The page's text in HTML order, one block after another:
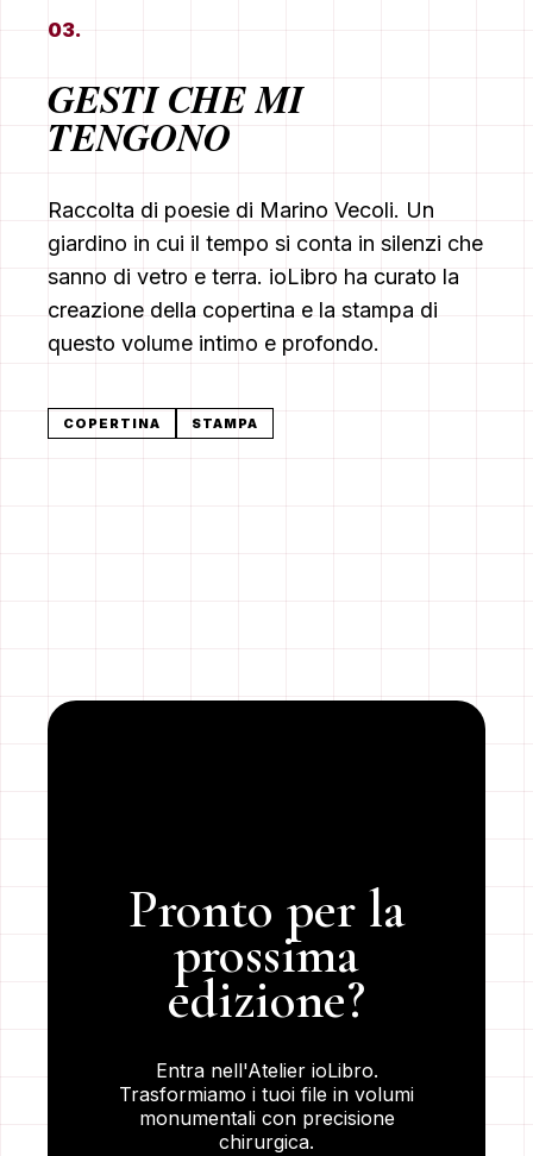
03.
GESTI CHE MI
TENGONO
Raccolta di poesie di Marino Vecoli. Un
giardino in cui il tempo si conta in silenzi che
sanno di vetro e terra. ioLibro ha curato la
creazione della copertina e la stampa di
questo volume intimo e profondo.
COPERTINA STAMPA
Pronto per la
prossima
edizione?
Entra nell'Atelier ioLibro.
Trasformiamo i tuoi file in volumi
monumentali con precisione
chirurgica.